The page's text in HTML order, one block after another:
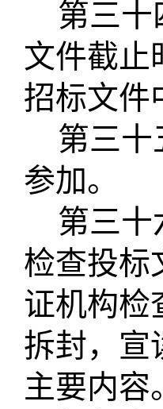
第三十
文件截止
招标文件
第三十
参加。
第三十
检查投标
证机构检
拆封，宣
主要内容